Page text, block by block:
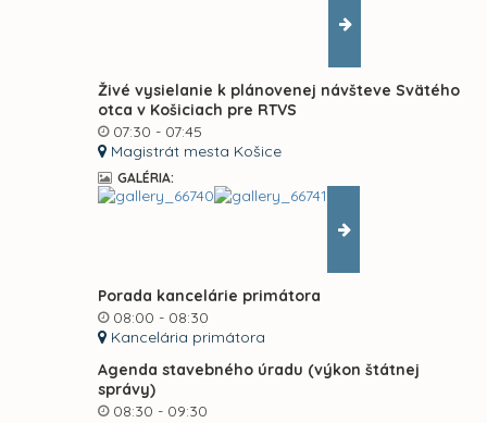
Živé vysielanie k plánovenej návšteve Svätého
otca v Košiciach pre RTVS
07:30 - 07:45
Magistrát mesta Košice
GALÉRIA:
Porada kancelárie primátora
08:00 - 08:30
Kancelária primátora
Agenda stavebného úradu (výkon štátnej
správy)
08:30 - 09:30